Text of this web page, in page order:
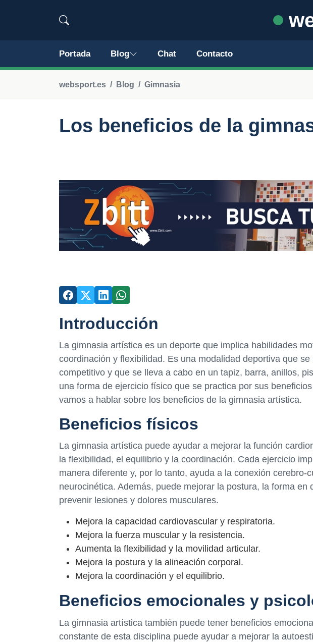
Portada Blog Chat Contacto
websport.es Blog Gimnasia
Los beneficios de la
Introducción
La gimnasia artística es un deporte que implica habilidades
coordinación y flexibilidad. Es una modalidad deportiva que
competitivo y que se lleva a cabo en un tapiz, barra, anillos,
una forma de ejercicio físico que se practica por sus
vamos a hablar sobre los beneficios de la gimnasia artística.
Beneficios físicos
La gimnasia artística puede ayudar a mejorar la función
la flexibilidad, el equilibrio y la coordinación. Cada ejercicio
manera diferente y, por lo tanto, ayuda a la conexión cerebro-
neurocinética. Además, puede mejorar la postura, la forma en
prevenir lesiones y dolores musculares.
Mejora la capacidad cardiovascular y respiratoria.
Mejora la fuerza muscular y la resistencia.
Aumenta la flexibilidad y la movilidad articular.
Mejora la postura y la alineación corporal.
Mejora la coordinación y el equilibrio.
Beneficios emocionales y
La gimnasia artística también puede tener beneficios
constante de esta disciplina puede ayudar a mejorar la